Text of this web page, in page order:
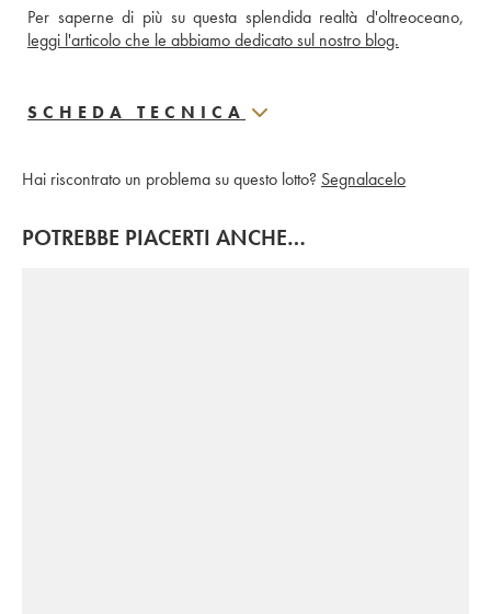
leggi l'articolo che le abbiamo dedicato sul nostro blog.
SCHEDA TECNICA
Hai riscontrato un problema su questo lotto? Segnalacelo
POTREBBE PIACERTI ANCHE…